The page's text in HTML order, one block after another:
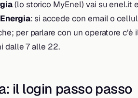
(lo storico MyEnel) vai su enel.it
: si accede con email o
per parlare con un operatore c’è
dalle 7 alle 22.
il login passo passo